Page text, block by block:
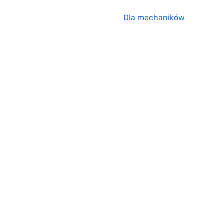
Dla mechaników